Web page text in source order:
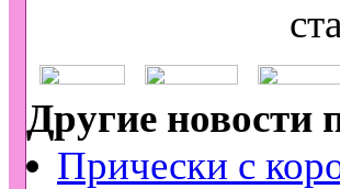
Другие новости
Прически с